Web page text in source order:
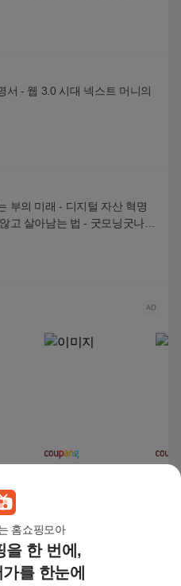
홈쇼핑모아
을 한 번에,
를 한눈에
서 - 웹 3.0 시대 넥스트 머니의
부의 미래 - 디지털 자산 혁명
고 살아남는 법 - 굿모닝굿나잇
허리 목
쿠션
소
부의 미래 - 디지털 자산 혁명
고 살아남는 법 - 굿모닝굿나잇